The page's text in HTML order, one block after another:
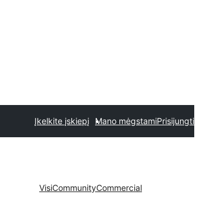
Įkelkite įskiepį Mano mėgstamiPrisijungti
VisiCommunityCommercial